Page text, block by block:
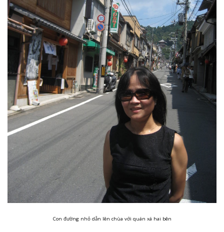
Con đường nhỏ dẫn lên chùa với quán xá hai bên